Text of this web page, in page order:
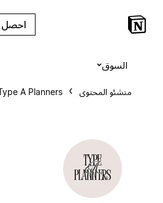
احصل على Notion مجاناً
منشئو المحتوى Type A Planners